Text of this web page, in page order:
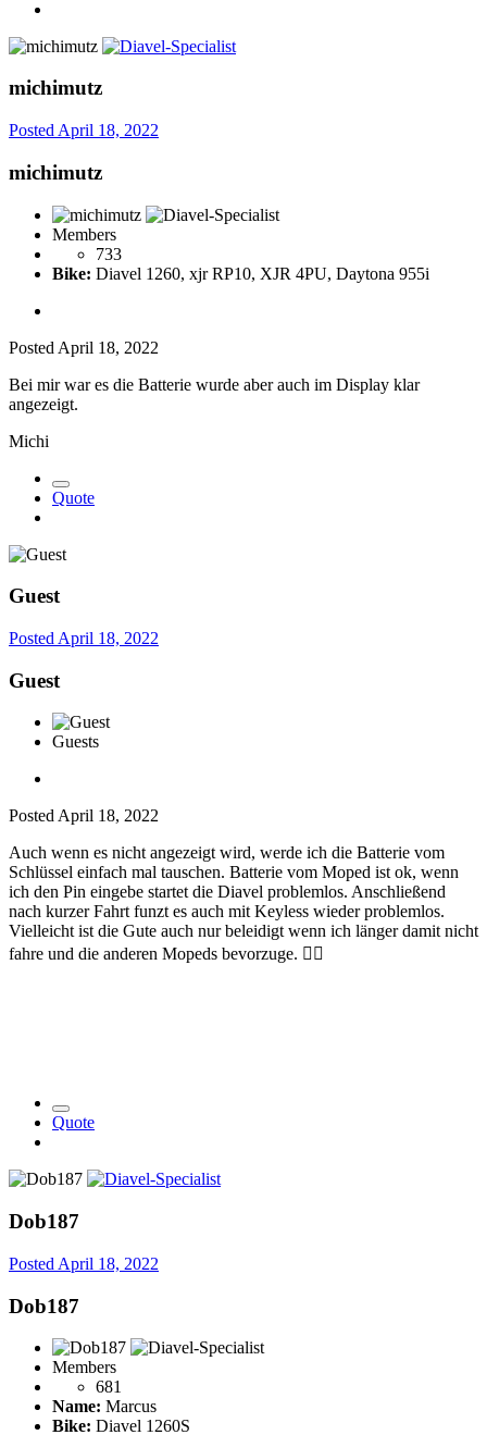
michimutz
Posted April 18, 2022
michimutz
Members
733
Bike: Diavel 1260, xjr RP10, XJR 4PU, Daytona 955i
Posted April 18, 2022
Bei mir war es die Batterie wurde aber auch im Display klar
angezeigt.
Michi
Quote
Guest
Posted April 18, 2022
Guest
Guests
PostedApril 18, 2022
Auch wenn es nicht angezeigt wird, werde ich die Batterie vom
Schlüssel einfach mal tauschen. Batterie vom Moped ist ok, wenn
ich den Pin eingebe startet die Diavel problemlos. Anschließend
nach kurzer Fahrt funzt es auch mit Keyless wieder problemlos.
Vielleicht ist die Gute auch nur beleidigt wenn ich länger damit nicht
fahre und die anderen Mopeds bevorzuge. 🤷‍♂️
Quote
Dob187
Posted April 18, 2022
Dob187
Members
681
Name: Marcus
Bike: Diavel 1260S